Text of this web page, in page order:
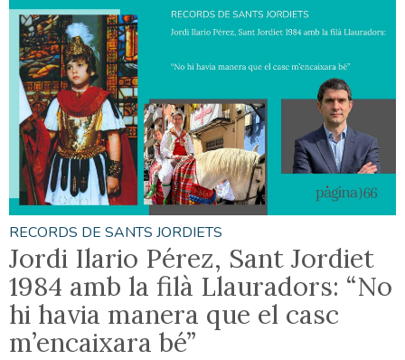
RECORDS DE SANTS JORDIETS
Jordi Ilario Pérez, Sant Jordiet
1984 amb la filà Llauradors: “No
hi havia manera que el casc
m’encaixara bé”